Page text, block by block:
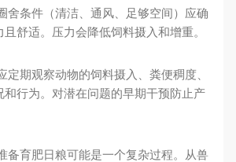
舍条件（清洁、通风、足够空间）应确
舒适。压力会降低饲料摄入和增重。
定期观察动物的饲料摄入、粪便稠度、
和行为。对潜在问题的早期干预防止产
备育肥日粮可能是一个复杂过程。从兽